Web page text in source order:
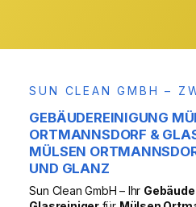
SUN CLEAN GMBH –
GEBÄUDEREINIGUNG
ORTMANNSDORF &
MÜLSEN
UND GLANZ
Sun Clean GmbH – Ihr